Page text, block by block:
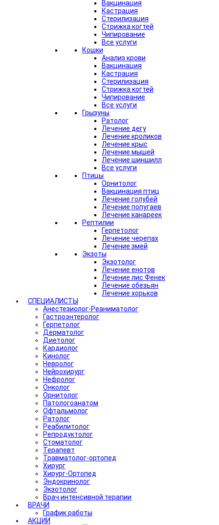
Вакцинация
Кастрация
Стерилизация
Стрижка когтей
Чипирование
Все услуги
Кошки
Анализ крови
Вакцинация
Кастрация
Стерилизация
Стрижка когтей
Чипирование
Все услуги
Грызуны
Ратолог
Лечение дегу
Лечение кроликов
Лечение крыс
Лечение мышей
Лечение шиншилл
Все услуги
Птицы
Орнитолог
Вакцинация птиц
Лечение голубей
Лечение попугаев
Лечение канареек
Рептилии
Герпетолог
Лечение черепах
Лечение змей
Экзоты
Экзотолог
Лечение енотов
Лечение лис Фенек
Лечение обезьян
Лечение хорьков
СПЕЦИАЛИСТЫ
Анестезиолог-Реаниматолог
Гастроэнтеролог
Герпетолог
Дерматолог
Диетолог
Кардиолог
Кинолог
Невролог
Нейрохирург
Нефролог
Онколог
Орнитолог
Патологоанатом
Офтальмолог
Ратолог
Реабилитолог
Репродуктолог
Стоматолог
Терапевт
Травматолог-ортопед
Хирург
Хирург-Ортопед
Эндокринолог
Экзотолог
Врач интенсивной терапии
ВРАЧИ
График работы
АКЦИИ